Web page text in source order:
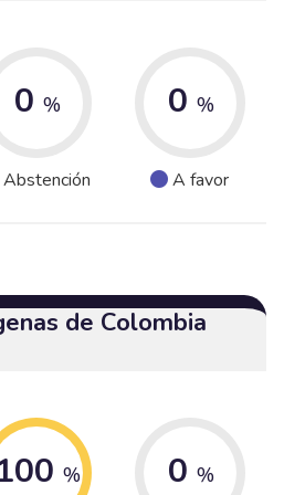
0 %
Abstención
0 %
A favor
de Colombia
% 0 %